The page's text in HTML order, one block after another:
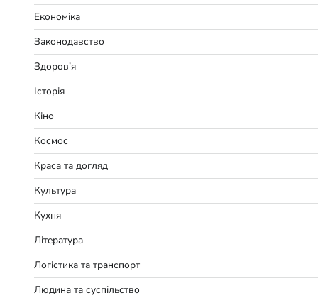
Економіка
Законодавство
Здоров’я
Історія
Кіно
Космос
Краса та догляд
Культура
Кухня
Література
Логістика та транспорт
Людина та суспільство